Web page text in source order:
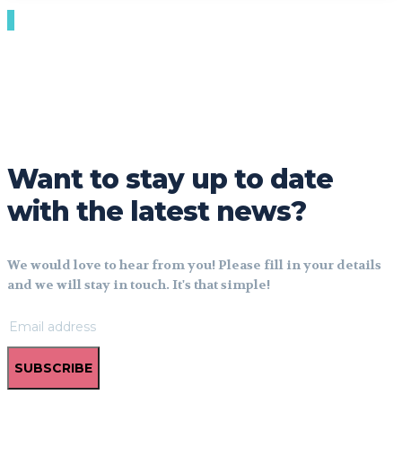
Want to stay up to date
with the latest news?
We would love to hear from you! Please fill in your details
and we will stay in touch. It's that simple!
SUBSCRIBE